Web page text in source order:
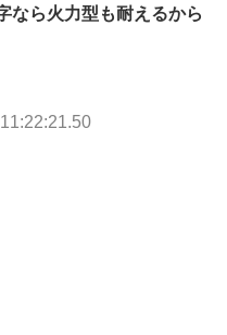
なら火力型も耐えるから